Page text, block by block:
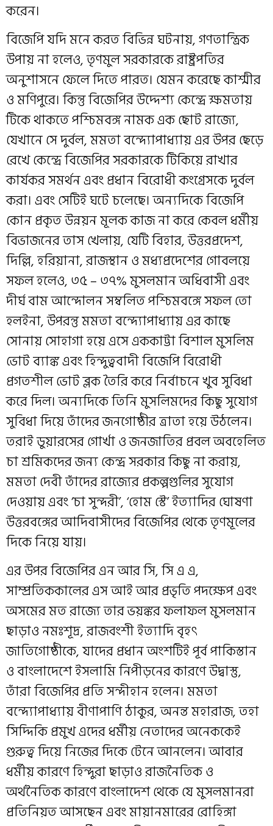
করেন।
বিজেপি যদি মনে করত বিভিন্ন ঘটনায়, গণতান্ত্রিক
উপায় না হলেও, তৃণমুল সরকারকে রাষ্ট্রপতির
অনুশাসনে ফেলে দিতে পারত। যেমন করেছে কাশ্মীর
ও মণিপুরে। কিন্তু বিজেপির উদ্দেশ্য কেন্দ্রে ক্ষমতায়
টিকে থাকতে পশ্চিমবঙ্গ নামক এক ছোট রাজ্যে,
যেখানে সে দুর্বল, মমতা বন্দ্যোপাধ্যায় এর উপর ছেড়ে
রেখে কেন্দ্রে বিজেপির সরকারকে টিকিয়ে রাখার
কার্যকর সমর্থন এবং প্রধান বিরোধী কংগ্রেসকে দুর্বল
করা। এবং সেটিই ঘটে চলেছে। অন্যদিকে বিজেপি
কোন প্রকৃত উন্নয়ন মূলক কাজ না করে কেবল ধর্মীয়
বিভাজনের তাস খেলায়, যেটি বিহার, উত্তরপ্রদেশ,
দিল্লি, হরিয়ানা, রাজস্থান ও মধ্যপ্রদেশের গোবলয়ে
সফল হলেও, ৩৫ – ৩৭% মুসলমান অধিবাসী এবং
দীর্ঘ বাম আন্দোলন সম্বলিত পশ্চিমবঙ্গে সফল তো
হলইনা, উপরন্তু মমতা বন্দ্যোপাধ্যায় এর কাছে
সোনায় সোহাগা হয়ে এসে এককাট্টা বিশাল মুসলিম
ভোট ব্যাঙ্ক এবং হিন্দুত্ববাদী বিজেপি বিরোধী
প্রগতশীল ভোট ব্লক তৈরি করে নির্বাচনে খুব সুবিধা
করে দিল। অন্যদিকে তিনি মুসলিমদের কিছু সুযোগ
সুবিধা দিয়ে তাঁদের জনগোষ্ঠীর ত্রাতা হয়ে উঠলেন।
তরাই ডুয়ারসের গোর্খা ও জনজাতির প্রবল অবহেলিত
চা শ্রমিকদের জন্য কেন্দ্র সরকার কিছু না করায়,
মমতা দেবী তাঁদের রাজ্যের প্রকল্পগুলির সুযোগ
দেওয়ায় এবং ‘চা সুন্দরী’, ‘হোম স্টে’ ইত্যাদির ঘোষণা
উত্তরবঙ্গের আদিবাসীদের বিজেপির থেকে তৃণমূলের
দিকে নিয়ে যায়।
এর উপর বিজেপির এন আর সি, সি এ এ,
সাম্প্রতিককালের এস আই আর প্রভৃতি পদক্ষেপ এবং
অসমের মত রাজ্যে তার ভয়ঙ্কর ফলাফল মুসলমান
ছাড়াও নমঃশূদ্র, রাজবংশী ইত্যাদি বৃহৎ
জাতিগোষ্ঠীকে, যাদের প্রধান অংশটিই পূর্ব পাকিস্তান
ও বাংলাদেশে ইসলামি নিপীড়নের কারণে উদ্বাস্তু,
তাঁরা বিজেপির প্রতি সন্দীহান হলেন। মমতা
বন্দ্যোপাধ্যায় বীণাপাণি ঠাকুর, অনন্ত মহারাজ, তহা
সিদ্দিকি প্রমুখ এদের ধর্মীয় নেতাদের অনেককেই
গুরুত্ব দিয়ে নিজের দিকে টেনে আনলেন। আবার
ধর্মীয় কারণে হিন্দুরা ছাড়াও রাজনৈতিক ও
অর্থনৈতিক কারণে বাংলাদেশ থেকে যে মুসলমানরা
প্রতিনিয়ত আসছেন এবং মায়ানমারের রোহিঙ্গা